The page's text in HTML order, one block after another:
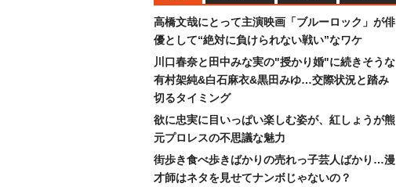
高橋文哉にとって主演映画「ブルーロック」が俳
優として“絶対に負けられない戦い”なワケ
川口春奈と田中みな実の"授かり婚"に続きそうな
有村架純&白石麻衣&黒田みゆ…交際状況と踏み
切るタイミング
欲に忠実に目いっぱい楽しむ姿が、紅しょうが熊
元プロレスの不思議な魅力
街歩き食べ歩きばかりの売れっ子芸人ばかり…漫
才師はネタを見せてナンボじゃないの？